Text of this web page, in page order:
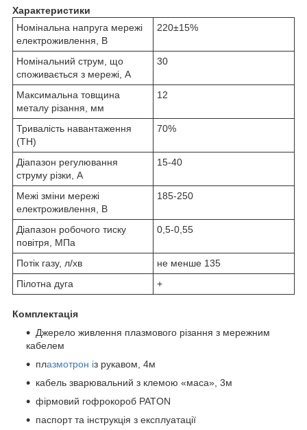
Характеристики
Номінальна напруга мережі
електроживлення, В
220±15%
Номінальний струм, що
споживається з мережі, А
30
Максимальна товщина
металу різання, мм
12
Тривалість навантаження
(ТН)
70%
Діапазон регулювання
струму різки, А
15-40
Межі зміни мережі
електроживлення, В
185-250
Діапазон робочого тиску
повітря, МПа
0,5-0,55
Потік газу, л/хв
не менше 135
Пілотна дуга
+
Комплектація
Джерело живлення плазмового різання з мережним
кабелем
плазмотрон із рукавом, 4м
кабель зварювальний з клемою «маса», 3м
фірмовий гофрокороб PATON
паспорт та інструкція з експлуатації